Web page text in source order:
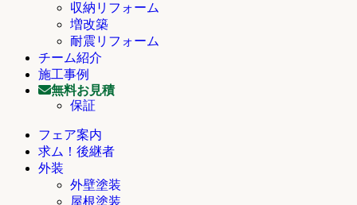
収納リフォーム
増改築
耐震リフォーム
チーム紹介
施工事例
無料お見積
保証
フェア案内
求ム！後継者
外装
外壁塗装
屋根塗装